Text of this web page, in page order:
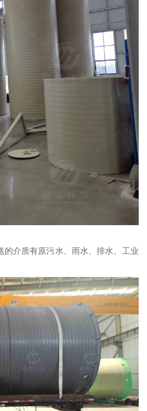
的介质有原污水、雨水、排水、工业